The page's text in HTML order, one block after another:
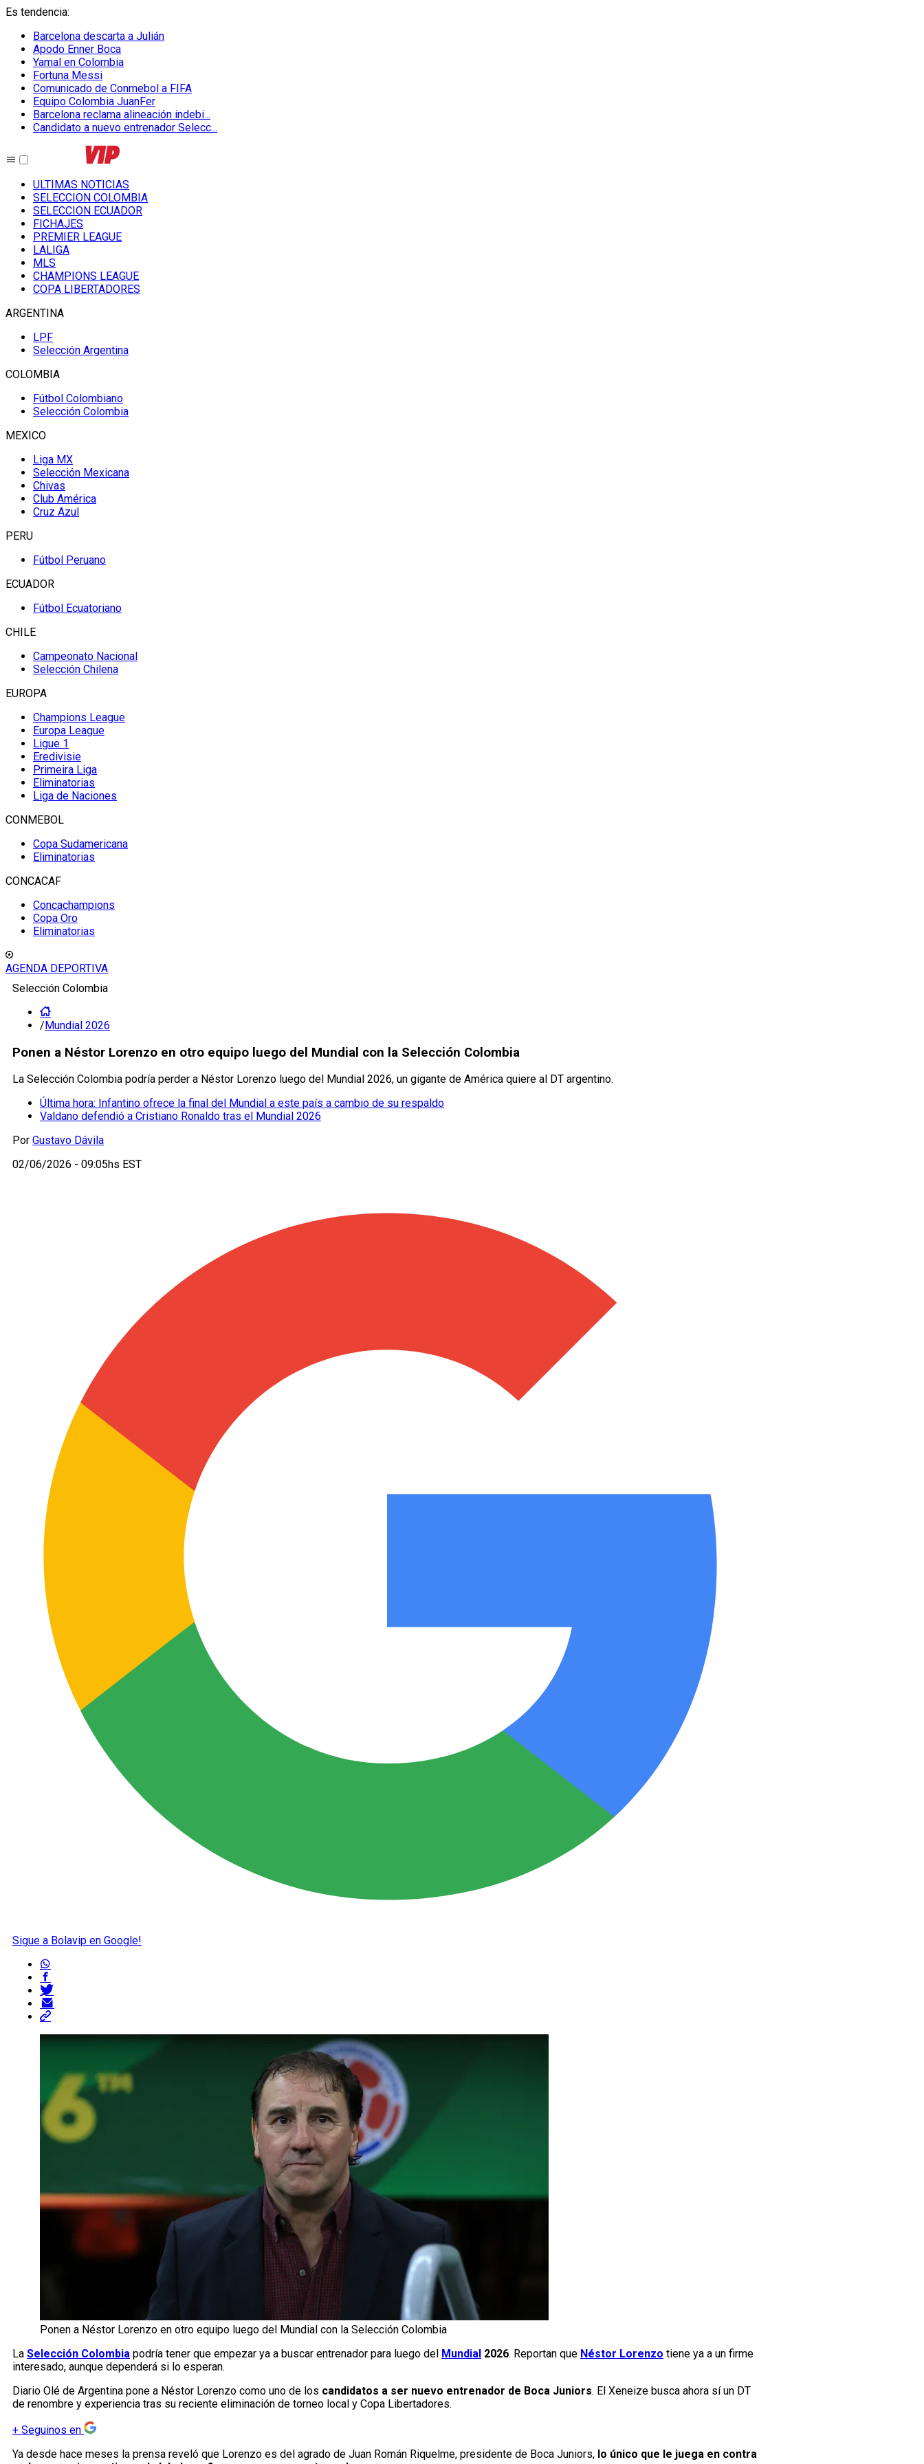
Es tendencia:
Barcelona descarta a Julián
Apodo Enner Boca
Yamal en Colombia
Fortuna Messi
Comunicado de Conmebol a FIFA
Equipo Colombia JuanFer
Barcelona reclama alineación indebi...
Candidato a nuevo entrenador Selecc...
ULTIMAS NOTICIAS
SELECCION COLOMBIA
SELECCION ECUADOR
FICHAJES
PREMIER LEAGUE
LALIGA
MLS
CHAMPIONS LEAGUE
COPA LIBERTADORES
ARGENTINA
LPF
Selección Argentina
COLOMBIA
Fútbol Colombiano
Selección Colombia
MEXICO
Liga MX
Selección Mexicana
Chivas
Club América
Cruz Azul
PERU
Fútbol Peruano
ECUADOR
Fútbol Ecuatoriano
CHILE
Campeonato Nacional
Selección Chilena
EUROPA
Champions League
Europa League
Ligue 1
Eredivisie
Primeira Liga
Eliminatorias
Liga de Naciones
CONMEBOL
Copa Sudamericana
Eliminatorias
CONCACAF
Concachampions
Copa Oro
Eliminatorias
AGENDA DEPORTIVA
Selección Colombia
/Mundial 2026
Ponen a Néstor Lorenzo en otro equipo luego del Mundial con la Selección Colombia
La Selección Colombia podría perder a Néstor Lorenzo luego del Mundial 2026, un gigante de América quiere al DT argentino.
Última hora: Infantino ofrece la final del Mundial a este país a cambio de su respaldo
Valdano defendió a Cristiano Ronaldo tras el Mundial 2026
Por Gustavo Dávila
02/06/2026 - 09:05hs EST
Sigue a Bolavip en Google!
Ponen a Néstor Lorenzo en otro equipo luego del Mundial con la Selección Colombia
La Selección Colombia podría tener que empezar ya a buscar entrenador para luego del Mundial 2026. Reportan que Néstor Lorenzo tiene ya a un firme
interesado, aunque dependerá si lo esperan.
Diario Olé de Argentina pone a Néstor Lorenzo como uno de los candidatos a ser nuevo entrenador de Boca Juniors. El Xeneize busca ahora sí un DT
de renombre y experiencia tras su reciente eliminación de torneo local y Copa Libertadores.
+ Seguinos en
Ya desde hace meses la prensa reveló que Lorenzo es del agrado de Juan Román Riquelme, presidente de Boca Juniors, lo único que le juega en contra